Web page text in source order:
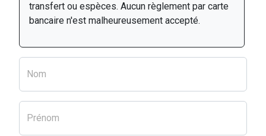
transfert ou espèces. Aucun règlement par carte
bancaire n'est malheureusement accepté.
Nom
Prénom